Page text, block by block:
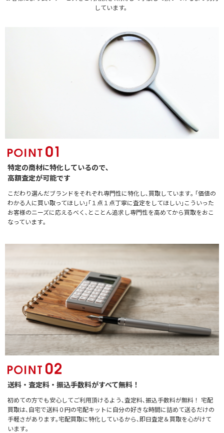
しています。
特定の商材に特化しているので､
高額査定が可能です
こだわり選んだブランドをそれぞれ専門性に特化し､買取しています｡ ｢価値の
わかる人に買い取ってほしい｣｢１点１点丁寧に査定をしてほしい｣こういった
お客様のニーズに応えるべく､とことん追求し専門性を高めてから買取をおこ
なっています｡
送料・査定料・振込手数料がすべて無料！
初めての方でも安心してご利用頂けるよう､査定料､振込手数料が無料！ 宅配
買取は､自宅で送料０円の宅配キットに自分の好きな時間に詰めて送るだけの
手軽さがあります｡宅配買取に特化しているから､即日査定＆買取を心がけて
います｡